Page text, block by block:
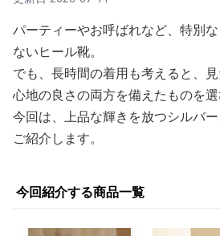
パーティーやお呼ばれなど、特別
ないヒール靴。
でも、長時間の着用も考えると、
心地の良さの両方を備えたものを選
今回は、上品な輝きを放つシルバ
ご紹介します。
今回紹介する商品一覧